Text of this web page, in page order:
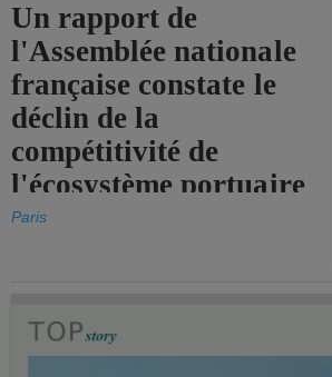
Un rapport de
l'Assemblée nationale
française constate le
déclin de la
compétitivité de
l'écosystème portuaire
de l'État.
Paris